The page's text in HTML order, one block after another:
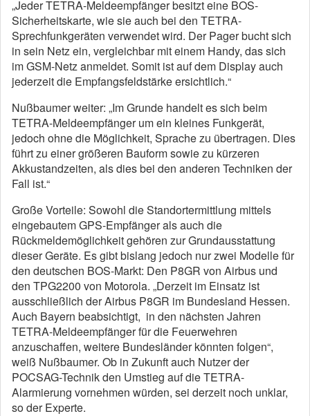
„Jeder TETRA-Meldeempfänger besitzt eine BOS-
Sicherheitskarte, wie sie auch bei den TETRA-
Sprechfunkgeräten verwendet wird. Der Pager bucht sich
in sein Netz ein, vergleichbar mit einem Handy, das sich
im GSM-Netz anmeldet. Somit ist auf dem Display auch
jederzeit die Empfangsfeldstärke ersichtlich.“
Nußbaumer weiter: „Im Grunde handelt es sich beim
TETRA-Meldeempfänger um ein kleines Funkgerät,
jedoch ohne die Möglichkeit, Sprache zu übertragen. Dies
führt zu einer größeren Bauform sowie zu kürzeren
Akkustandzeiten, als dies bei den anderen Techniken der
Fall ist.“
Große Vorteile: Sowohl die Standortermittlung mittels
eingebautem GPS-Empfänger als auch die
Rückmeldemöglichkeit gehören zur Grundausstattung
dieser Geräte. Es gibt bislang jedoch nur zwei Modelle für
den deutschen BOS-Markt: Den P8GR von Airbus und
den TPG2200 von Motorola. „Derzeit im Einsatz ist
ausschließlich der Airbus P8GR im Bundesland Hessen.
Auch Bayern beabsichtigt, in den nächsten Jahren
TETRA-Meldeempfänger für die Feuerwehren
anzuschaffen, weitere Bundesländer könnten folgen“,
weiß Nußbaumer. Ob in Zukunft auch Nutzer der
POCSAG-Technik den Umstieg auf die TETRA-
Alarmierung vornehmen würden, sei derzeit noch unklar,
so der Experte.